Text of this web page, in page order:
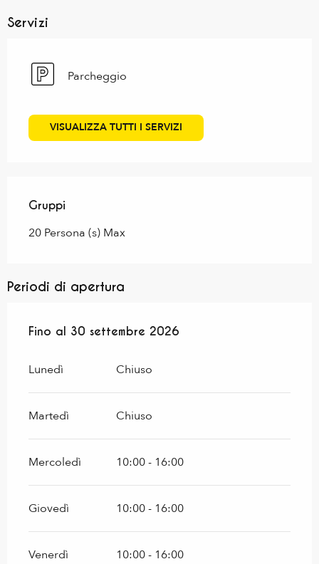
Servizi
Parcheggio
VISUALIZZA TUTTI I SERVIZI
Gruppi
Gruppi
20 Persona (s) Max
Periodi di apertura
Dal15 febbraio 2026al30 settembre 2026
Fino al 30 settembre 2026
Lunedì Chiuso
Martedì Chiuso
Mercoledì 10:00 - 16:00
Giovedì 10:00 - 16:00
Venerdì 10:00 - 16:00